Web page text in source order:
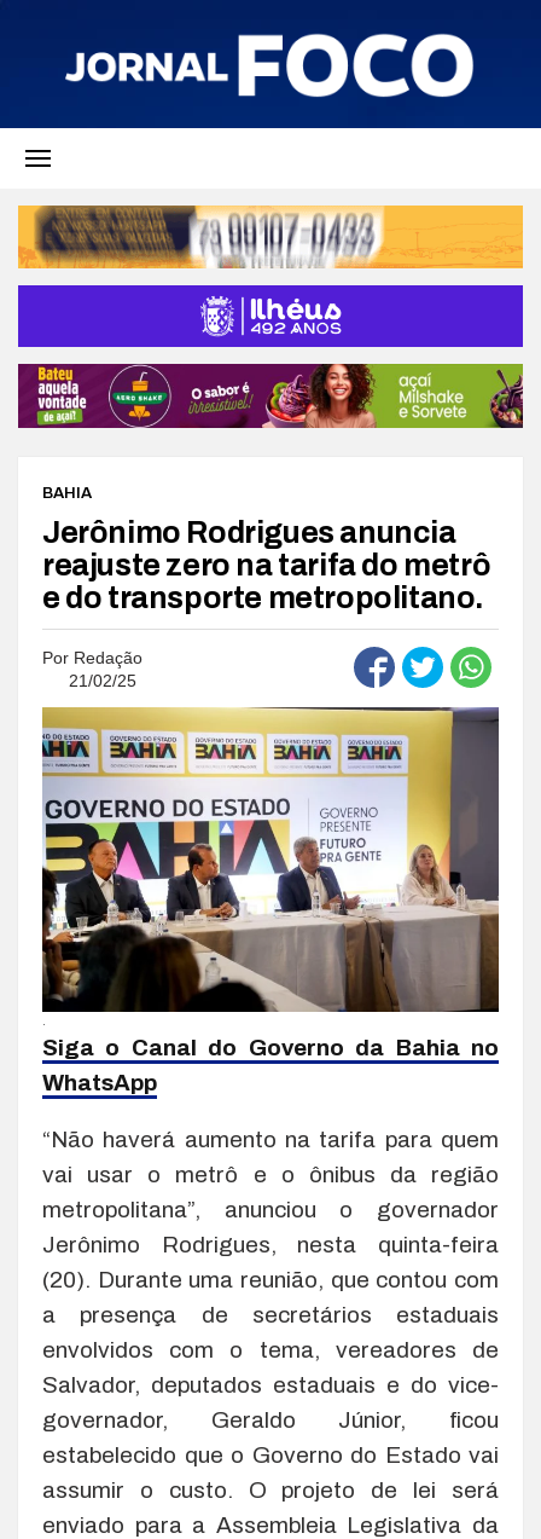
BAHIA
Jerônimo Rodrigues anuncia
reajuste zero na tarifa do metrô
e do transporte metropolitano.
Por Redação
21/02/25
Siga o Canal do Governo da Bahia no
WhatsApp
“Não haverá aumento na tarifa para quem
vai usar o metrô e o ônibus da região
metropolitana”, anunciou o governador
Jerônimo Rodrigues, nesta quinta-feira
(20). Durante uma reunião, que contou com
a presença de secretários estaduais
envolvidos com o tema, vereadores de
Salvador, deputados estaduais e do vice-
governador, Geraldo Júnior, ficou
estabelecido que o Governo do Estado vai
assumir o custo. O projeto de lei será
enviado para a Assembleia Legislativa da